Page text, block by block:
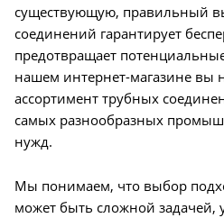
существующую, правильный
соединений гарантирует
предотвращает
нашем интернет-магазине вы
ассортимент трубных
самых разнообразных
нужд.
Мы понимаем, что выбор
может быть сложной задачей,